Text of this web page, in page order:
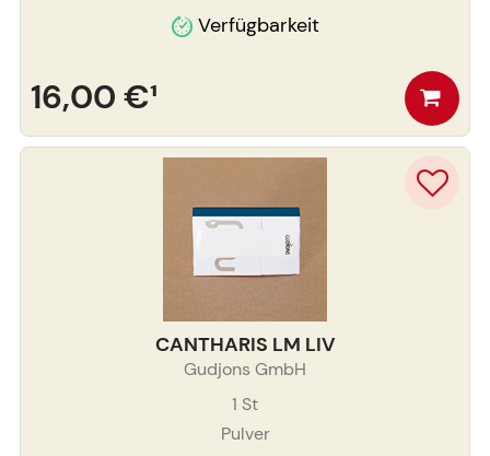
Verfügbarkeit
16,00 €¹
CANTHARIS LM LIV
Gudjons GmbH
1 St
Pulver